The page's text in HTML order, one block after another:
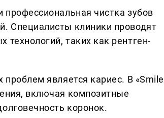
чистка зубов
Специалисты клиники проводят
таких как рентген-
является кариес. В «Smile
включая композитные
коронок.